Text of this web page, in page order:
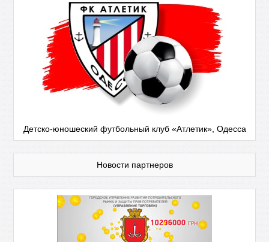
Детско-юношеский футбольный клуб «Атлетик», Одесса
Новости партнеров